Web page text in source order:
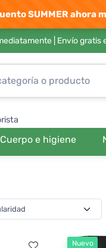
SUMMER ahora
| Envío gratis
Cuerpo e higiene
Nuevo